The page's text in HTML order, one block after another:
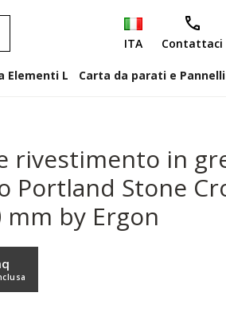
ITA Contattaci
Gradoni Battiscopa Elementi L Carta da parati e Pannelli
rivestimento in
Portland Stone
mm by Ergon